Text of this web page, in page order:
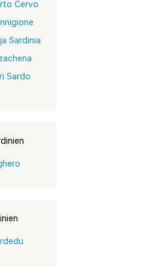
Cervo
Sardinia
Sardo